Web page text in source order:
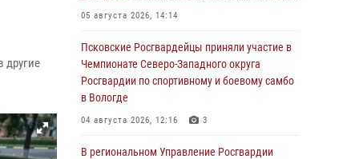
другие
05 августа 2026, 14:14
Псковские Росгвардейцы приняли участие в
Чемпионате Северо-Западного округа
Росгвардии по спортивному и боевому самбо
в Вологде
04 августа 2026, 12:16 3
В региональном Управление Росгвардии